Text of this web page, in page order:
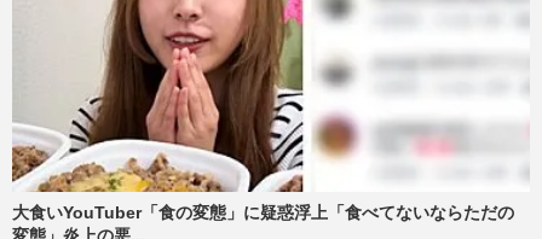
大食いYouTuber「食の変態」に疑惑浮上「食べてないならただの